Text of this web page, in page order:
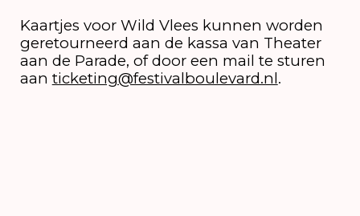
Kaartjes voor Wild Vlees kunnen worden
geretourneerd aan de kassa van Theater
aan de Parade, of door een mail te sturen
aan ticketing@festivalboulevard.nl.